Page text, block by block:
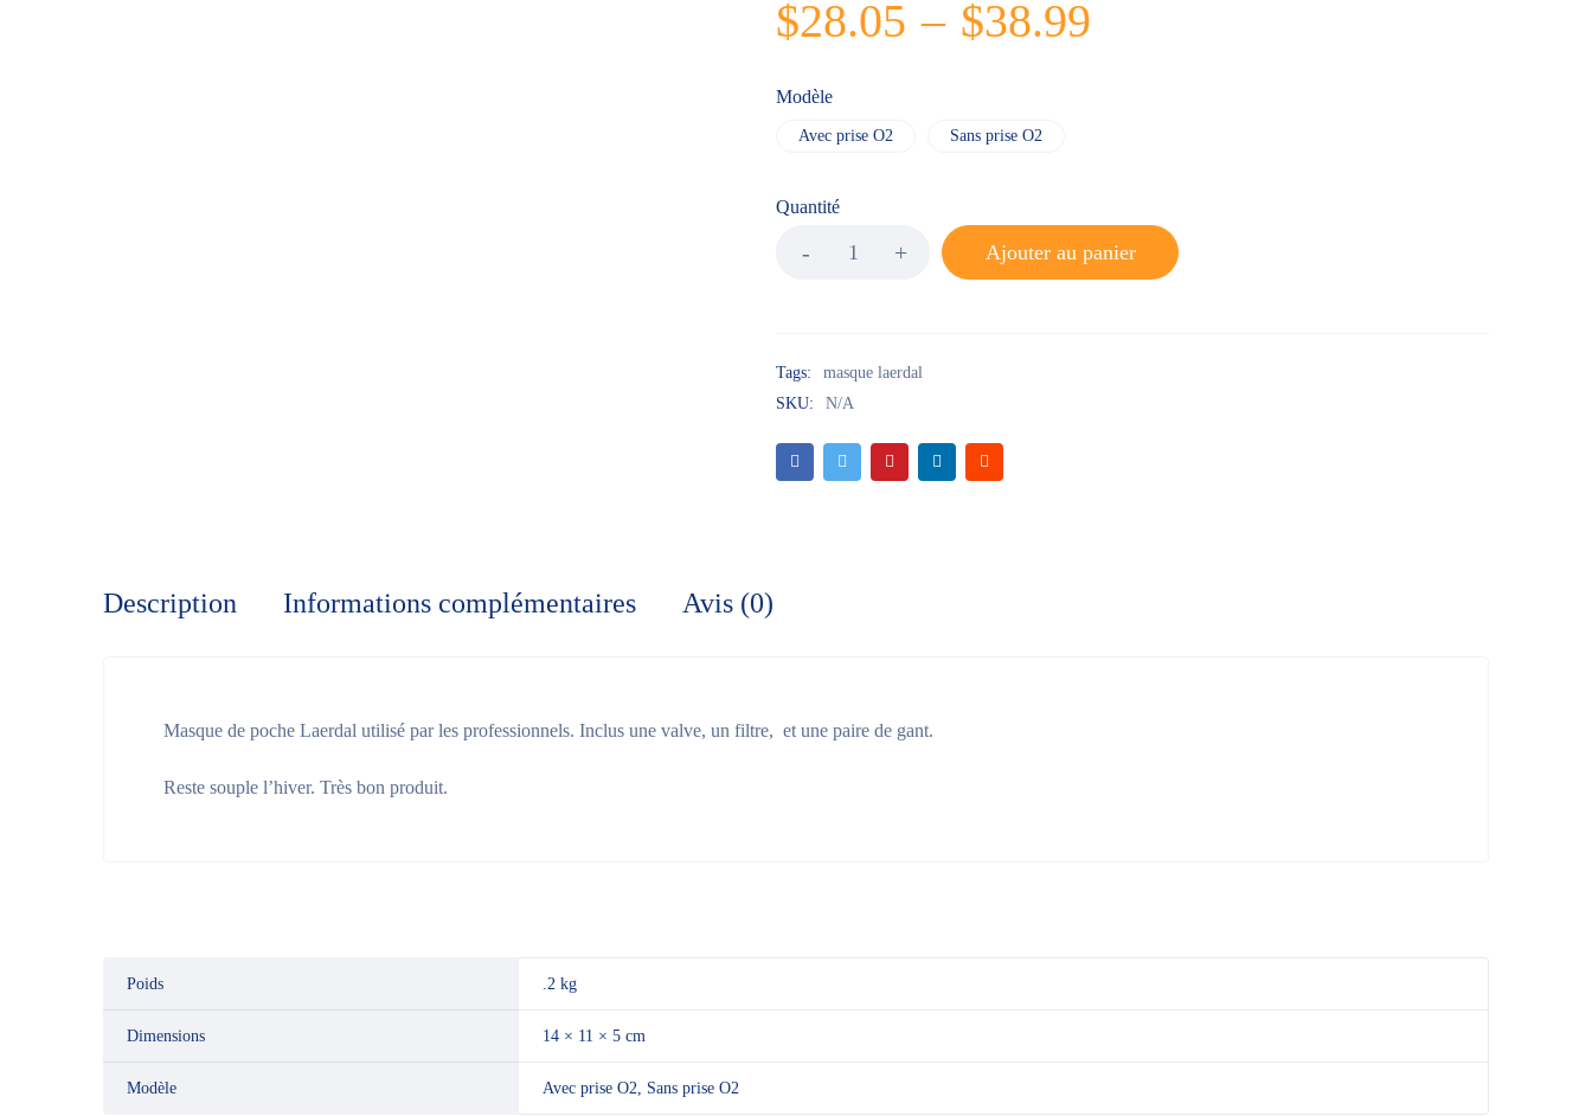
$28.05 – $38.99
Modèle
Avec prise O2 Sans prise O2
Quantité
Ajouter au panier
Tags:
masque laerdal
SKU:
N/A
Description Informations complémentaires Avis (0)
Masque de poche Laerdal utilisé par les professionnels. Inclus une valve, un filtre, et une paire de gant.
Reste souple l’hiver. Très bon produit.
Poids .2 kg
Dimensions 14 × 11 × 5 cm
Modèle Avec prise O2, Sans prise O2